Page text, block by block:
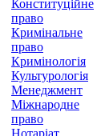
Конституційне
право
Кримінальне
право
Кримінологія
Культурологія
Менеджмент
Міжнародне
право
Нотаріат